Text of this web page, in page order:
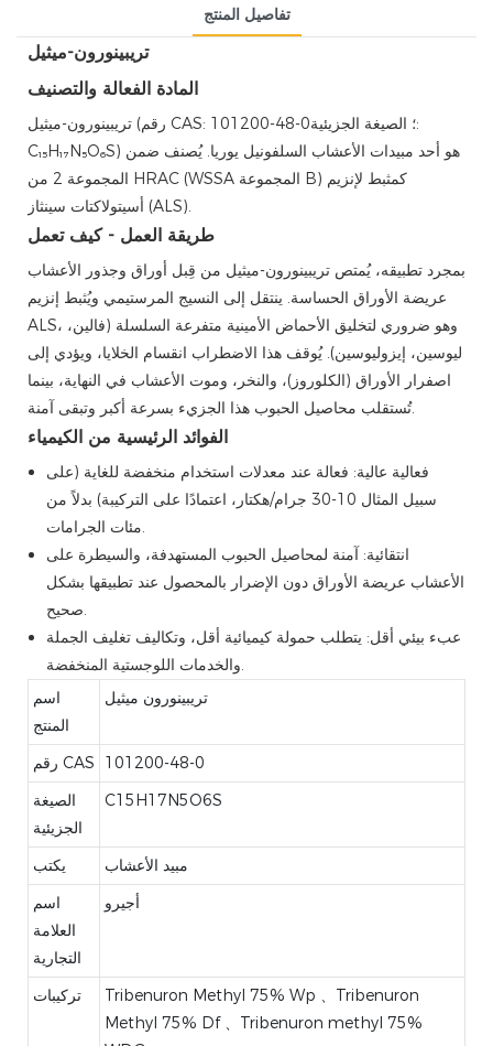
تفاصيل المنتج
تريبينورون-ميثيل
المادة الفعالة والتصنيف
تريبينورون-ميثيل (رقم CAS: 101200-48-0؛ الصيغة الجزيئية:
C₁₅H₁₇N₅O₆S) هو أحد مبيدات الأعشاب السلفونيل يوريا. يُصنف ضمن
المجموعة 2 من HRAC (WSSA المجموعة B) كمثبط لإنزيم
أسيتولاكتات سينثاز (ALS).
طريقة العمل - كيف تعمل
بمجرد تطبيقه، يُمتص تريبينورون-ميثيل من قِبل أوراق وجذور الأعشاب
عريضة الأوراق الحساسة. ينتقل إلى النسيج المرستيمي ويُثبط إنزيم
ALS، وهو ضروري لتخليق الأحماض الأمينية متفرعة السلسلة (فالين،
ليوسين، إيزوليوسين). يُوقف هذا الاضطراب انقسام الخلايا، ويؤدي إلى
اصفرار الأوراق (الكلوروز)، والنخر، وموت الأعشاب في النهاية، بينما
تُستقلب محاصيل الحبوب هذا الجزيء بسرعة أكبر وتبقى آمنة.
الفوائد الرئيسية من الكيمياء
فعالية عالية: فعالة عند معدلات استخدام منخفضة للغاية (على
سبيل المثال 10-30 جرام/هكتار، اعتمادًا على التركيبة) بدلاً من
مئات الجرامات.
انتقائية: آمنة لمحاصيل الحبوب المستهدفة، والسيطرة على
الأعشاب عريضة الأوراق دون الإضرار بالمحصول عند تطبيقها بشكل
صحيح.
عبء بيئي أقل: يتطلب حمولة كيميائية أقل، وتكاليف تغليف الجملة
والخدمات اللوجستية المنخفضة.
اسم
المنتج
تريبينورون ميثيل
رقم CAS
101200-48-0
الصيغة
الجزيئية
C15H17N5O6S
يكتب
مبيد الأعشاب
اسم
العلامة
التجارية
أجيرو
تركيبات
Tribenuron Methyl 75% Wp 、Tribenuron
Methyl 75% Df 、Tribenuron methyl 75%